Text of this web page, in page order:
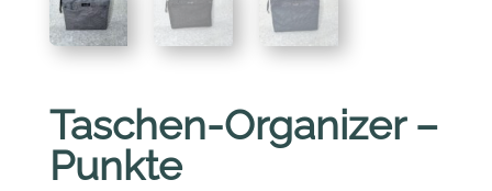
Taschen-Organizer –
Punkte